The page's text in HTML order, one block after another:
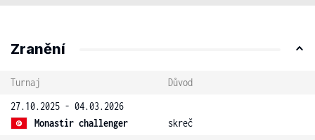
Zranění
Turnaj
Důvod
27.10.2025 - 04.03.2026
Monastir challenger
skreč